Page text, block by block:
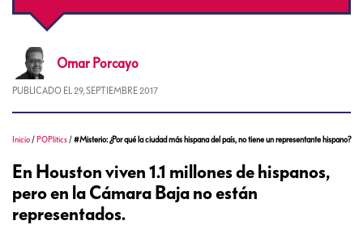
Omar Porcayo
PUBLICADO EL 29, SEPTIEMBRE 2017
Inicio / POPlitics /#Misterio: ¿Por qué la ciudad más hispana del país, no tiene un representante hispano?
En Houston viven 1.1 millones de hispanos,
pero en la Cámara Baja no están
representados.